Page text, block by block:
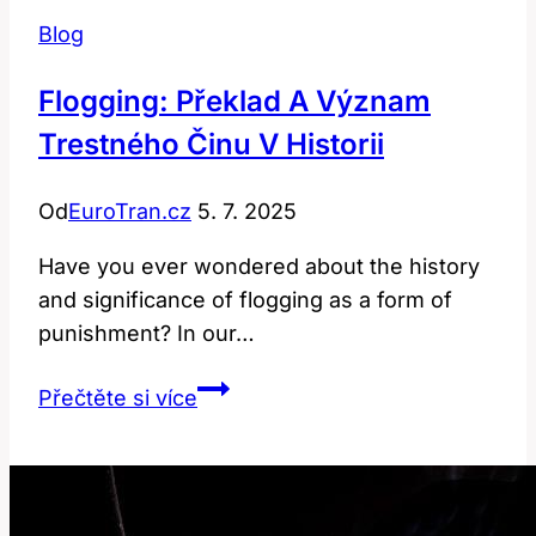
Blog
Flogging: Překlad A Význam
Trestného Činu V Historii
OdEuroTran.cz 5. 7. 2025
Have you ever wondered about the history
and significance of flogging as a form of
punishment? In our…
Přečtěte si víceFlogging: